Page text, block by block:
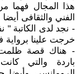
هذا المجال فهما
الفني والثقافى أيضا
- نجد لدى الكاتبة "
خرجت علينا برواية
- هناك قصة
باردة والتي